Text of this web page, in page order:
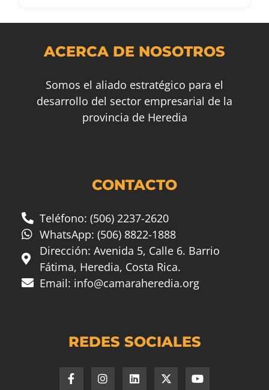
ACERCA DE NOSOTROS
Somos el aliado estratégico para el
desarrollo del sector empresarial de la
provincia de Heredia
CONTACTO
Teléfono: (506) 2237-2620
WhatsApp: (506) 8822-1888
Dirección: Avenida 5, Calle 6. Barrio
Fátima, Heredia, Costa Rica.
Email: info@camaraheredia.org
REDES SOCIALES